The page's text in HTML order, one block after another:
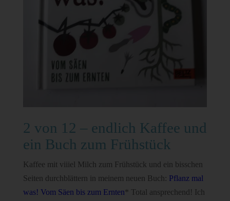
2 von 12 – endlich Kaffee und
ein Buch zum Frühstück
Kaffee mit viiiel Milch zum Frühstück und ein bisschen
Seiten durchblättern in meinem neuen Buch: Pflanz mal
was! Vom Säen bis zum Ernten * Total ansprechend! Ich